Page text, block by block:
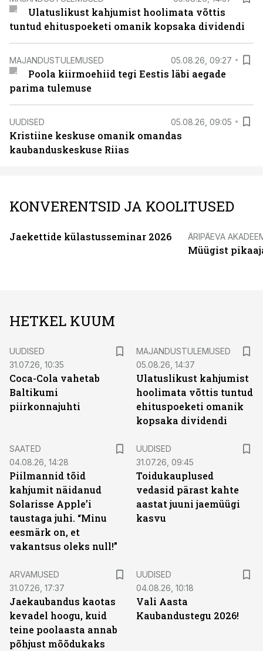
Ulatuslikust kahjumist hoolimata võttis
tuntud ehituspoeketi omanik kopsaka dividendi
MAJANDUSTULEMUSED 05.08.26, 09:27
Poola kiirmoehiid tegi Eestis läbi aegade
parima tulemuse
UUDISED 05.08.26, 09:05
Kristiine keskuse omanik omandas
kaubanduskeskuse Riias
KONVERENTSID JA KOOLITUSED
Jaekettide külastusseminar 2026 ÄRIPÄEVA
Müügist
HETKEL KUUM
UUDISED
31.07.26, 10:35
Coca-Cola vahetab
Baltikumi
piirkonnajuhti
MAJANDUSTULEMUSED
05.08.26, 14:37
Ulatuslikust kahjumist
hoolimata võttis tuntud
ehituspoeketi omanik
kopsaka dividendi
SAATED
04.08.26, 14:28
Piilmannid tõid
kahjumit näidanud
Solarisse Apple’i
taustaga juhi. “Minu
eesmärk on, et
vakantsus oleks null!”
UUDISED
31.07.26, 09:45
Toidukauplused
vedasid pärast kahte
aastat juuni jaemüügi
kasvu
ARVAMUSED
31.07.26, 17:37
Jaekaubandus kaotas
kevadel hoogu, kuid
teine poolaasta annab
põhjust mõõdukaks
UUDISED
04.08.26, 10:18
Vali Aasta
Kaubandustegu 2026!